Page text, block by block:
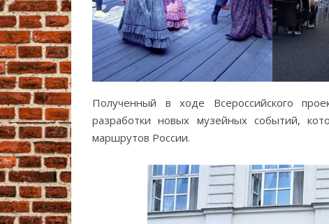
Полученный в ходе Всероссийского
разработки новых музейных событий,
маршрутов России.